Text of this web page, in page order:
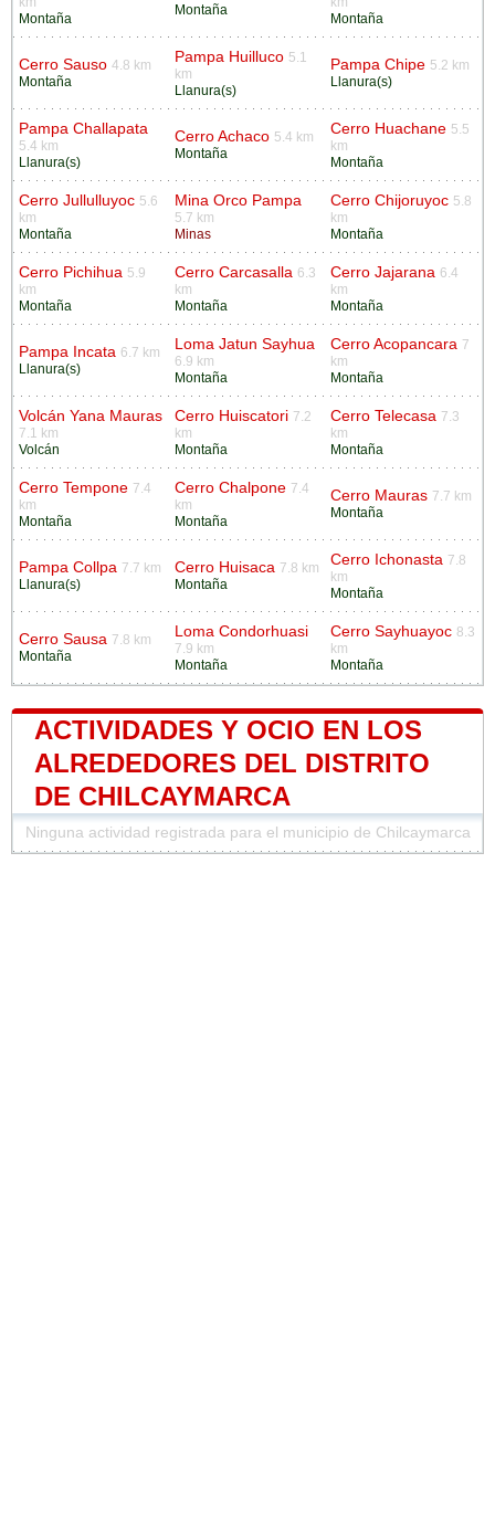
Montaña
Montaña
Montaña
Cerro Sauso 4.8 km
Montaña
Pampa Huilluco 5.1
km
Llanura(s)
Pampa Chipe 5.2 km
Llanura(s)
Pampa Challapata
5.4 km
Llanura(s)
Cerro Achaco 5.4 km
Montaña
Cerro Huachane 5.5
km
Montaña
Cerro Jullulluyoc 5.6
km
Montaña
Mina Orco Pampa
5.7 km
Minas
Cerro Chijoruyoc 5.8
km
Montaña
Cerro Pichihua 5.9
km
Montaña
Cerro Carcasalla 6.3
km
Montaña
Cerro Jajarana 6.4
km
Montaña
Pampa Incata 6.7 km
Llanura(s)
Loma Jatun Sayhua
6.9 km
Montaña
Cerro Acopancara 7
km
Montaña
Volcán Yana Mauras
7.1 km
Volcán
Cerro Huiscatori 7.2
km
Montaña
Cerro Telecasa 7.3
km
Montaña
Cerro Tempone 7.4
km
Montaña
Cerro Chalpone 7.4
km
Montaña
Cerro Mauras 7.7 km
Montaña
Pampa Collpa 7.7 km
Llanura(s)
Cerro Huisaca 7.8 km
Montaña
Cerro Ichonasta 7.8
km
Montaña
Cerro Sausa 7.8 km
Montaña
Loma Condorhuasi
7.9 km
Montaña
Cerro Sayhuayoc 8.3
km
Montaña
ACTIVIDADES Y OCIO EN LOS
ALREDEDORES DEL DISTRITO
DE CHILCAYMARCA
Ninguna actividad registrada para el municipio de Chilcaymarca